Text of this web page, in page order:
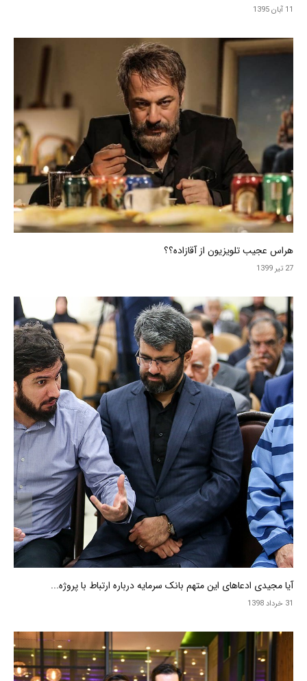
11 آبان 1395
هراس عجیب تلویزیون از آقازاده؟؟
27 تیر 1399
آیا مجیدی ادعاهای این متهم بانک سرمایه درباره ارتباط با پروژه...
31 خرداد 1398